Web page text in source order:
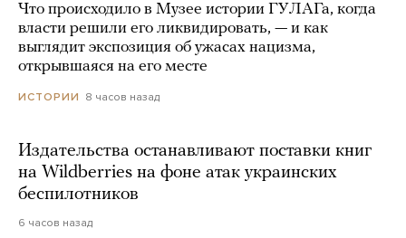
Что происходило в Музее истории ГУЛАГа, когда
власти решили его ликвидировать, — и как
выглядит экспозиция об ужасах нацизма,
открывшаяся на его месте
ИСТОРИИ 8 часов назад
Издательства останавливают поставки книг
на Wildberries на фоне атак украинских
беспилотников
6 часов назад